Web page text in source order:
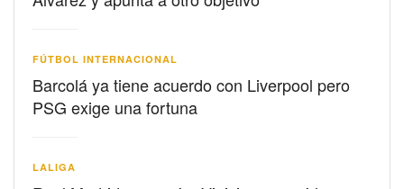
FÚTBOL INTERNACIONAL
Barcolá ya tiene acuerdo con Liverpool pero
PSG exige una fortuna
LALIGA